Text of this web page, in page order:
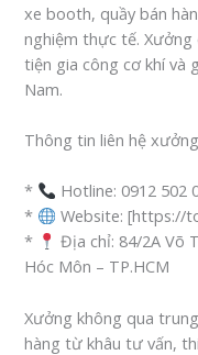
xe booth, quầy bán
nghiệm thực tế.
tiện gia công cơ khí và
Nam.
Thông tin liên hệ
*
Hotline: 0912 502
*
Website: [https://
*
Địa chỉ: 84/2A Võ
Hóc Môn – TP.HCM
Xưởng không qua
hàng từ khâu tư vấn,